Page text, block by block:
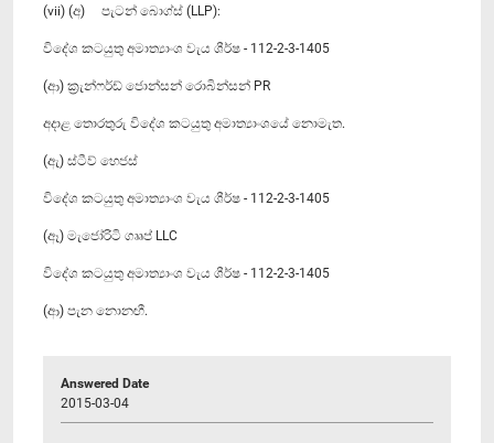
(vii) (අ) පැටන් බොග්ස් (LLP):
විදේශ කටයුතු අමාත්‍යාංශ වැය ශීර්ෂ - 112-2-3-1405
(ආ) ක්‍රැන්ෆර්ඩ් ජොන්සන් රොබින්සන් PR
අදාළ තොරතුරු විදේශ කටයුතු අමාත්‍යාංශයේ නොමැත.
(ඇ) ස්ටීව් හෙජස්
විදේශ කටයුතු අමාත්‍යාංශ වැය ශීර්ෂ - 112-2-3-1405
(ඈ) මැජෝරිටි ගෲප් LLC
විදේශ කටයුතු අමාත්‍යාංශ වැය ශීර්ෂ - 112-2-3-1405
(ආ) පැන නොනඟී.
Answered Date
2015-03-04